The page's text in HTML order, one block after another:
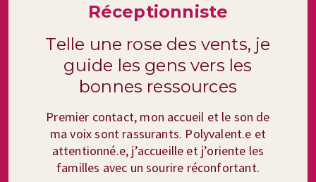
Réceptionniste
Telle une rose des vents, je
guide les gens vers les
bonnes ressources
Premier contact, mon accueil et le son de
ma voix sont rassurants. Polyvalent.e et
attentionné.e, j’accueille et j’oriente les
familles avec un sourire réconfortant.